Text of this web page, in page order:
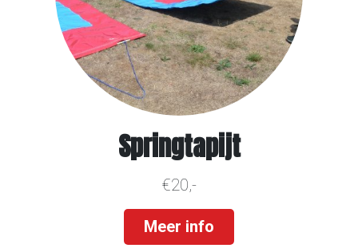
Springtapijt
€20,-
Meer info